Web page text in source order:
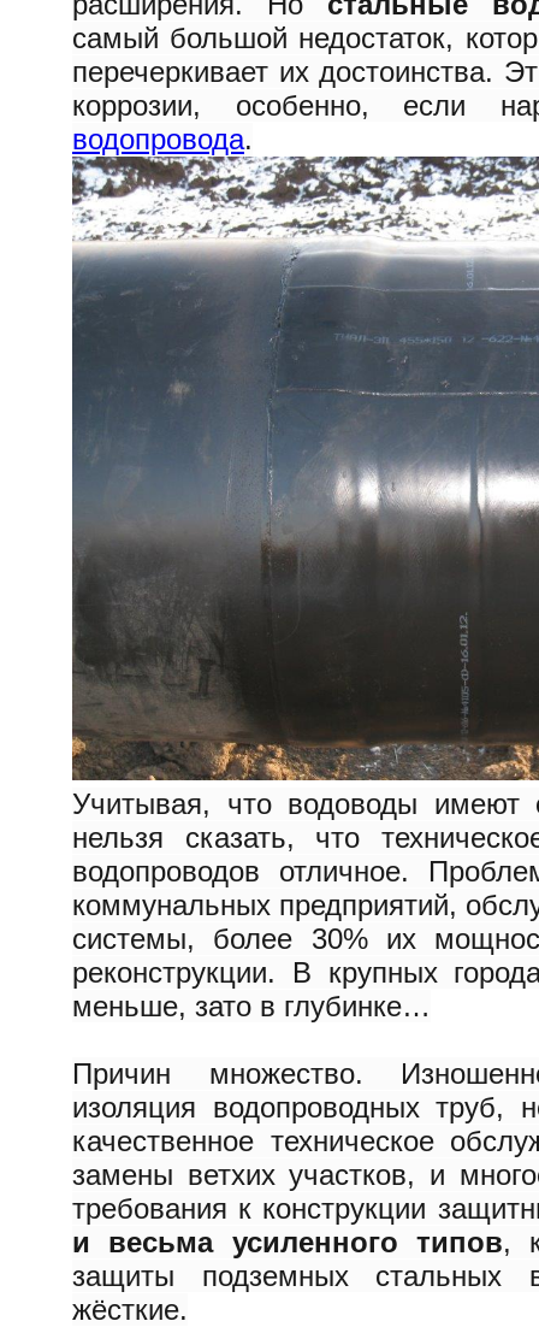
самый большой недостаток,
перечеркивает их достоинства.
коррозии, особенно, если
водопровода.
Учитывая, что водоводы имеют
нельзя сказать, что
водопроводов отличное.
коммунальных предприятий,
системы, более 30% их
реконструкции. В крупных
меньше, зато в глубинке…
Причин множество.
изоляция водопроводных труб,
качественное техническое
замены ветхих участков, и
требования к конструкции
и весьма усиленного типов,
защиты подземных стальных
жёсткие.